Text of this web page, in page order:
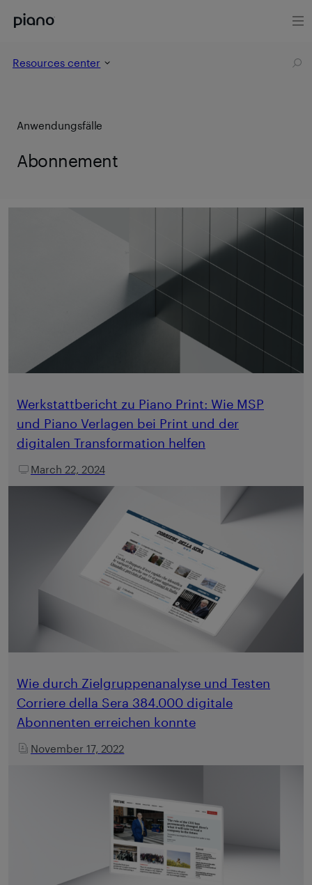
Resources center
Anwendungsfälle
Abonnement
Werkstattbericht zu Piano Print: Wie MSP
und Piano Verlagen bei Print und der
digitalen Transformation helfen
March 22, 2024
Wie durch Zielgruppenanalyse und Testen
Corriere della Sera 384.000 digitale
Abonnenten erreichen konnte
November 17, 2022